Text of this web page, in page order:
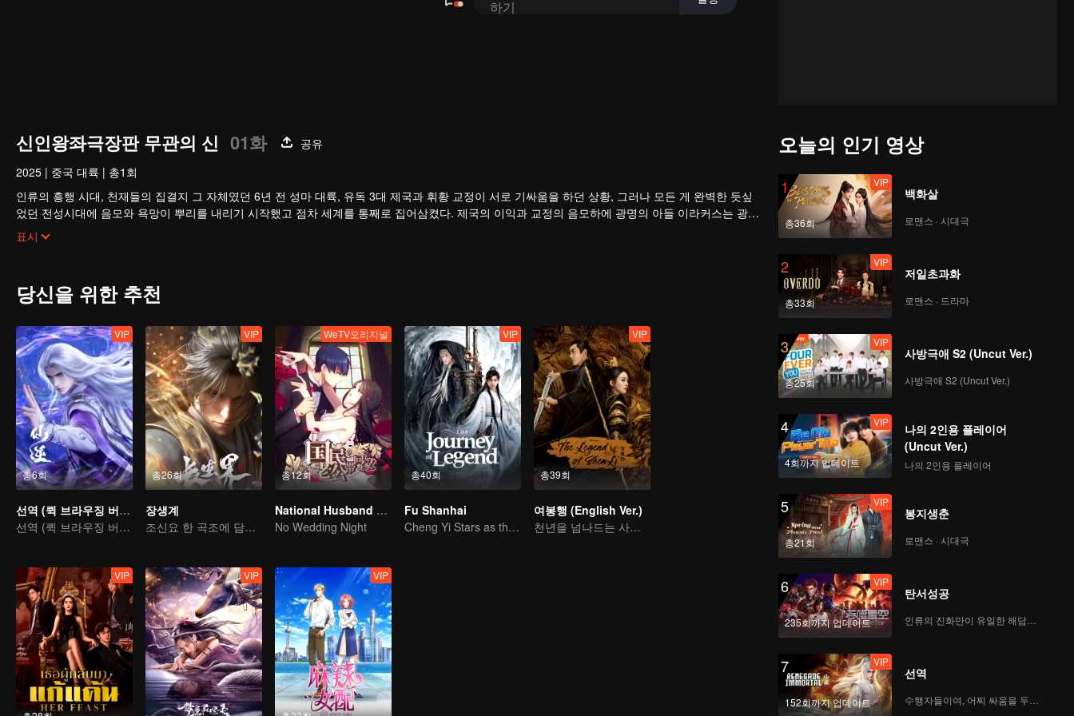
신인왕좌극장판 무관의 신 01화
공유
2025 | 중국 대륙 | 총1회
인류의 흥행 시대, 천재들의 집결지 그 자체였던 6년 전 성마 대륙, 유독 3대 제국과 휘황 교정이 서로 기싸움을 하던 상황, 그러나 모든 게 완벽한 듯싶
었던 전성시대에 음모와 욕망이 뿌리를 내리기 시작했고 점차 세계를 통째로 집어삼켰다. 제국의 이익과 교정의 음모하에 광명의 아들 이라커스는 광명
의 신앙에서 벗어나 망령 천재로 변신하여 혼자의 힘으로 세계와 인류를 향해 역대급 치열한 복수극을 펼친다.
표시
당신을 위한 추천
총6회
VIP
선역 (퀵 브라우징 버전)
선역 (퀵 브라우징 버전)
총26회
VIP
장생계
조신요 한 곡조에 담아내는 피와 눈물
총12회
WeTV오리지널
National Husband Bring Home SS1
No Wedding Night
총40회
VIP
Fu Shanhai
Cheng Yi Stars as the Legendary Hero of Divine Land
총39회
VIP
여봉행 (English Ver.)
천년을 넘나드는 사랑 이야기
VIP VIP VIP
오늘의 인기 영상
1
총36회
VIP
백화살
로맨스 · 시대극
2
총33회
VIP
저일초과화
로맨스 · 드라마
3
총25회
VIP
사방극애 S2 (Uncut Ver.)
사방극애 S2 (Uncut Ver.)
4
4회까지 업데이트
VIP
나의 2인용 플레이어
(Uncut Ver.)
나의 2인용 플레이어
5
총21회
VIP
봉지생춘
로맨스 · 시대극
6
235회까지 업데이트
VIP
탄서성공
인류의 진화만이 유일한 해답이다
7
152회까지 업데이트
VIP
선역